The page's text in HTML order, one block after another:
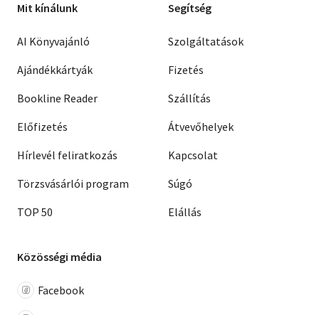
Mit kínálunk
AI Könyvajánló
Ajándékkártyák
Bookline Reader
Előfizetés
Hírlevél feliratkozás
Törzsvásárlói program
TOP 50
Segítség
Szolgáltatások
Fizetés
Szállítás
Átvevőhelyek
Kapcsolat
Súgó
Elállás
Közösségi média
Facebook